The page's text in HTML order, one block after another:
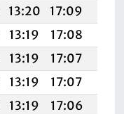
13:20 17:09
13:19 17:08
13:19 17:07
13:19 17:07
13:19 17:06